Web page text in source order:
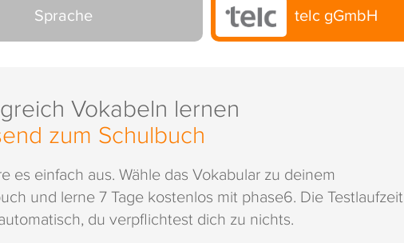
Sprache telc gGmbH
Vokabeln lernen
zum Schulbuch
es einfach aus. Wähle das Vokabular zu deinem
und lerne 7 Tage kostenlos mit phase6. Die Testlaufzeit
du verpflichtest dich zu nichts.